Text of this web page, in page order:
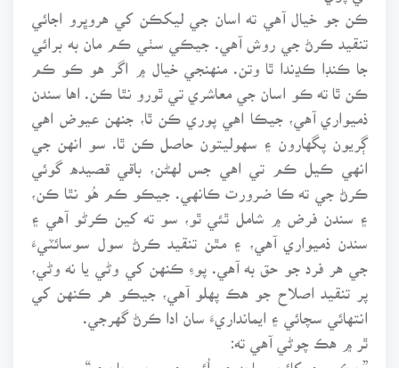
ڪن جو خيال آهي ته اسان جي ليکڪن کي هروڀرو اجائي
تنقيد ڪرڻ جي روش آهي. جيڪي سٺي ڪم مان به برائي
جا ڪنڊا ڪڍندا ٿا وتن. منهنجي خيال ۾ اگر هو ڪو ڪم
ڪن ٿا ته ڪو اسان جي معاشري تي ٿورو نٿا ڪن. اها سندن
ذميواري آهي، جيڪا اهي پوري ڪن ٿا، جنهن عيوض اهي
ڳريون پگهارون ۽ سهوليتون حاصل ڪن ٿا. سو انهن جي
انهي ڪيل ڪم تي اهي جس لهڻن، باقي قصيده گوئي
ڪرڻ جي ته ڪا ضرورت ڪانهي. جيڪو ڪم هُو نٿا ڪن،
۽ سندن فرض ۾ شامل ٿئي ٿو، سو ته کين ڪرڻو آهي ۽
سندن ذميواري آهي، ۽ مٿن تنقيد ڪرڻ سول سوسائٽيءَ
جي هر فرد جو حق به آهي. پوءِ ڪنهن کي وڻي يا نه وڻي،
پر تنقيد اصلاح جو هڪ پهلو آهي، جيڪو هر ڪنهن کي
انتهائي سچائي ۽ ايمانداريءَ سان ادا ڪرڻ گهرجي.
ٿر ۾ هڪ چوڻي آهي ته:
”جِڪي رِي کائجي ٻاجهِري، اُئي رِي ڀرجي حاجري“